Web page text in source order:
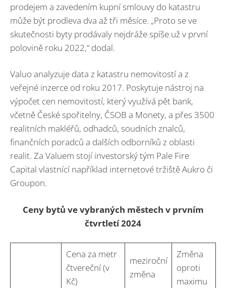
prodejem a zavedením kupní smlouvy do katastru
může být prodleva dva až tři měsíce. „Proto se ve
skutečnosti byty prodávaly nejdráže spíše už v první
polovině roku 2022,“ dodal.
Valuo analyzuje data z katastru nemovitostí a z
veřejné inzerce od roku 2017. Poskytuje nástroj na
výpočet cen nemovitostí, který využívá pět bank,
včetně České spořitelny, ČSOB a Monety, a přes 3500
realitních makléřů, odhadců, soudních znalců,
finančních poradců a dalších odborníků z oblasti
realit. Za Valuem stojí investorský tým Pale Fire
Capital vlastnící například internetové tržiště Aukro či
Groupon.
Ceny bytů ve vybraných městech v prvním
čtvrtletí 2024
Cena za metr
čtvereční (v
Kč)
meziroční
změna
Změna
oproti
maximu